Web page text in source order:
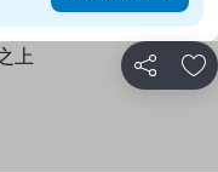
シェア お